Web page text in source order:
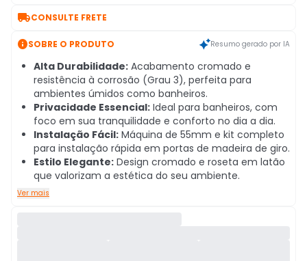
CONSULTE FRETE
SOBRE O PRODUTO Resumo gerado por IA
Alta Durabilidade: Acabamento cromado e
resistência à corrosão (Grau 3), perfeita para
ambientes úmidos como banheiros.
Privacidade Essencial: Ideal para banheiros, com
foco em sua tranquilidade e conforto no dia a dia.
Instalação Fácil: Máquina de 55mm e kit completo
para instalação rápida em portas de madeira de giro.
Estilo Elegante: Design cromado e roseta em latão
que valorizam a estética do seu ambiente.
Ver mais